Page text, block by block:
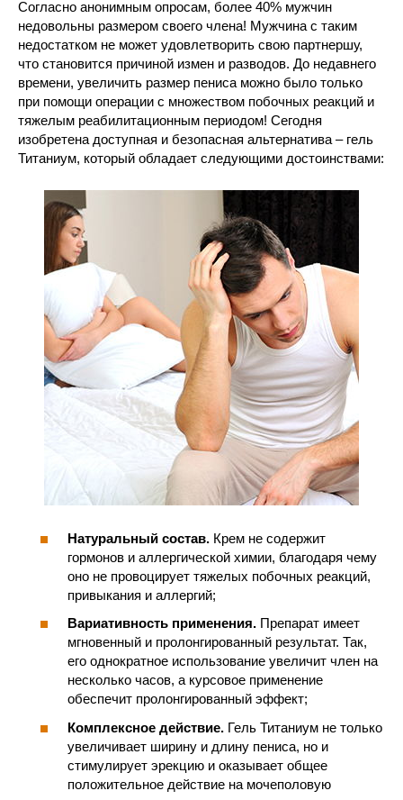
Согласно анонимным опросам, более 40% мужчин
недовольны размером своего члена! Мужчина с таким
недостатком не может удовлетворить свою партнершу,
что становится причиной измен и разводов. До недавнего
времени, увеличить размер пениса можно было только
при помощи операции с множеством побочных реакций и
тяжелым реабилитационным периодом! Сегодня
изобретена доступная и безопасная альтернатива – гель
Титаниум, который обладает следующими достоинствами:
Натуральный состав. Крем не содержит
гормонов и аллергической химии, благодаря чему
оно не провоцирует тяжелых побочных реакций,
привыкания и аллергий;
Вариативность применения. Препарат имеет
мгновенный и пролонгированный результат. Так,
его однократное использование увеличит член на
несколько часов, а курсовое применение
обеспечит пролонгированный эффект;
Комплексное действие. Гель Титаниум не только
увеличивает ширину и длину пениса, но и
стимулирует эрекцию и оказывает общее
положительное действие на мочеполовую